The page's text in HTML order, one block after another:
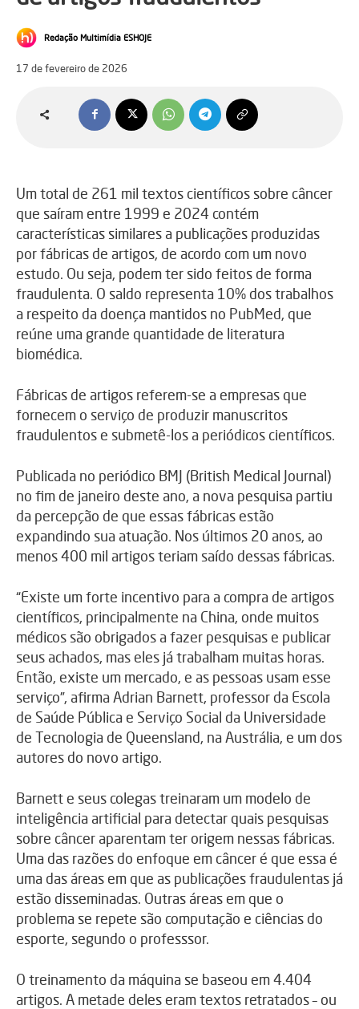
Redação Multimídia ESHOJE
17 de fevereiro de 2026
Um total de 261 mil textos científicos sobre câncer
que saíram entre 1999 e 2024 contém
características similares a publicações produzidas
por fábricas de artigos, de acordo com um novo
estudo. Ou seja, podem ter sido feitos de forma
fraudulenta. O saldo representa 10% dos trabalhos
a respeito da doença mantidos no PubMed, que
reúne uma grande quantidade de literatura
biomédica.
Fábricas de artigos referem-se a empresas que
fornecem o serviço de produzir manuscritos
fraudulentos e submetê-los a periódicos científicos.
Publicada no periódico BMJ (British Medical Journal)
no fim de janeiro deste ano, a nova pesquisa partiu
da percepção de que essas fábricas estão
expandindo sua atuação. Nos últimos 20 anos, ao
menos 400 mil artigos teriam saído dessas fábricas.
“Existe um forte incentivo para a compra de artigos
científicos, principalmente na China, onde muitos
médicos são obrigados a fazer pesquisas e publicar
seus achados, mas eles já trabalham muitas horas.
Então, existe um mercado, e as pessoas usam esse
serviço”, afirma Adrian Barnett, professor da Escola
de Saúde Pública e Serviço Social da Universidade
de Tecnologia de Queensland, na Austrália, e um dos
autores do novo artigo.
Barnett e seus colegas treinaram um modelo de
inteligência artificial para detectar quais pesquisas
sobre câncer aparentam ter origem nessas fábricas.
Uma das razões do enfoque em câncer é que essa é
uma das áreas em que as publicações fraudulentas já
estão disseminadas. Outras áreas em que o
problema se repete são computação e ciências do
esporte, segundo o professsor.
O treinamento da máquina se baseou em 4.404
artigos. A metade deles eram textos retratados – ou